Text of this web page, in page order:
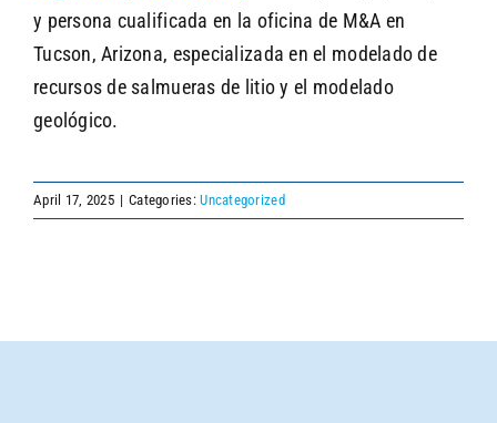
y persona cualificada en la oficina de M&A en
Tucson, Arizona, especializada en el modelado de
recursos de salmueras de litio y el modelado
geológico.
April 17, 2025 | Categories:Uncategorized